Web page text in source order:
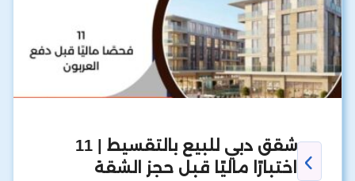
شقق دبي للبيع بالتقسيط | 11
اختبارًا ماليًا قبل حجز الشقة